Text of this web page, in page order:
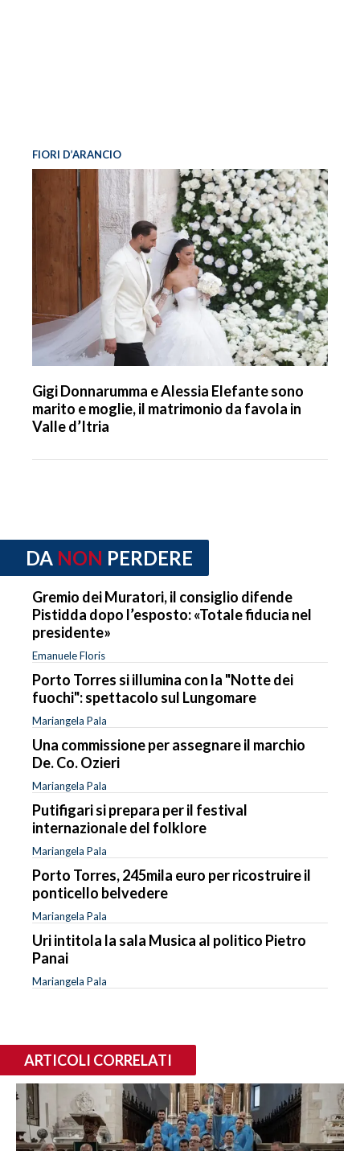
FIORI D’ARANCIO
Gigi Donnarumma e Alessia Elefante sono
marito e moglie, il matrimonio da favola in
Valle d’Itria
DA NON PERDERE
Gremio dei Muratori, il consiglio difende
Pistidda dopo l’esposto: «Totale fiducia nel
presidente»
Emanuele Floris
Porto Torres si illumina con la "Notte dei
fuochi": spettacolo sul Lungomare
Mariangela Pala
Una commissione per assegnare il marchio
De. Co. Ozieri
Mariangela Pala
Putifigari si prepara per il festival
internazionale del folklore
Mariangela Pala
Porto Torres, 245mila euro per ricostruire il
ponticello belvedere
Mariangela Pala
Uri intitola la sala Musica al politico Pietro
Panai
Mariangela Pala
ARTICOLI CORRELATI